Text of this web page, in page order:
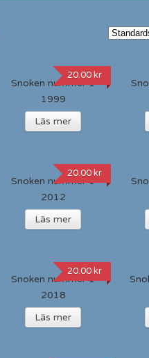
Snoken nummer 1
1999
20.00kr
Läs mer
Snoken nummer 1
2012
20.00 kr
Läs mer
Snoken nummer 1
2018
20.00 kr
Läs mer